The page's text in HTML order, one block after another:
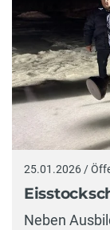
25.01.2026 /
Neben